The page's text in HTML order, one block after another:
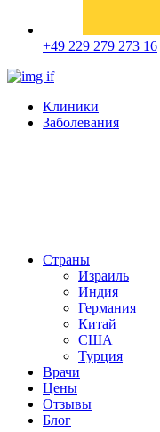
+49 229 279 273 16
Клиники
Заболевания
Страны
Израиль
Индия
Германия
Китай
США
Турция
Врачи
Цены
Отзывы
Блог